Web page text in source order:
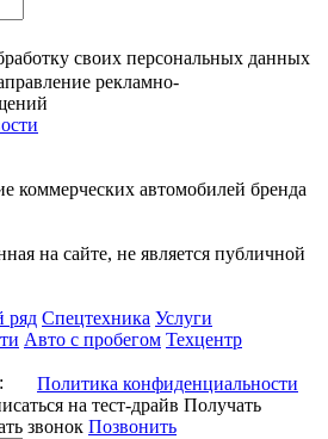
своих персональных данных
рекламно-
коммерческих автомобилей бренда
на сайте, не является публичной
ряд Спецтехника Услуги
Авто с пробегом Техцентр
Политика конфиденциальности
на тест-драйв Получать
звонок Позвонить